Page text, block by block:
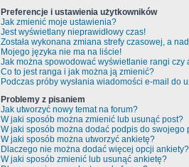
Preferencje i ustawienia użytkowników
Jak zmienić moje ustawienia?
Jest wyświetlany nieprawidłowy czas!
Została wykonana zmiana strefy czasowej, a
Mojego języka nie ma na liście!
Jak można spowodować wyświetlanie rangi czy
Co to jest ranga i jak można ją zmienić?
Podczas próby wysłania wiadomości e-mail
Problemy z pisaniem
Jak utworzyć nowy temat na forum?
W jaki sposób można zmienić lub usunąć post?
W jaki sposób można dodać podpis do swojego
W jaki sposób można utworzyć ankietę?
Dlaczego nie można dodać więcej opcji ankiety?
W jaki sposób zmienić lub usunąć ankietę?